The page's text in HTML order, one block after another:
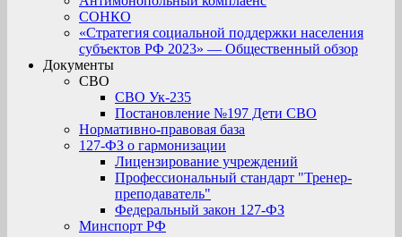
СОНКО
«Стратегия социальной поддержки населения
субъектов РФ 2023» — Общественный обзор
Документы
СВО
СВО Ук-235
Постановление №197 Дети СВО
Нормативно-правовая база
127-ФЗ о гармонизации
Лицензирование учреждений
Профессиональный стандарт "Тренер-
преподаватель"
Федеральный закон 127-ФЗ
Минспорт РФ